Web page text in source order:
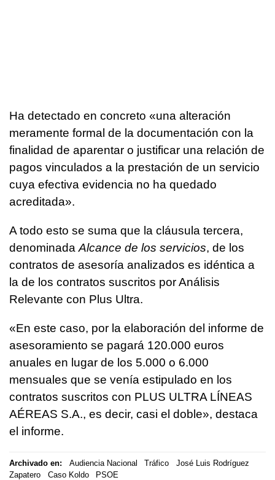
Ha detectado en concreto «una alteración
meramente formal de la documentación con la
finalidad de aparentar o justificar una relación de
pagos vinculados a la prestación de un servicio
cuya efectiva evidencia no ha quedado
acreditada».
A todo esto se suma que la cláusula tercera,
denominadaAlcance de los servicios, de los
contratos de asesoría analizados es idéntica a
la de los contratos suscritos por Análisis
Relevante con Plus Ultra.
«En este caso, por la elaboración del informe de
asesoramiento se pagará 120.000 euros
anuales en lugar de los 5.000 o 6.000
mensuales que se venía estipulado en los
contratos suscritos con PLUS ULTRA LÍNEAS
AÉREAS S.A., es decir, casi el doble», destaca
el informe.
Archivado en: Audiencia Nacional Tráfico
José Luis Rodríguez
Zapatero
Caso Koldo PSOE